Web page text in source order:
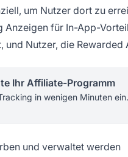
um Nutzer dort zu
für In-App-
und Nutzer, die
Ihr Affiliate-Programm
in wenigen Minuten
und verwaltet werden